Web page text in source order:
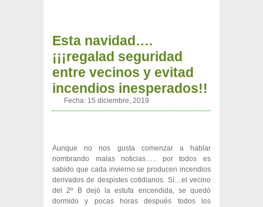
Esta navidad….
¡¡¡regalad seguridad
entre vecinos y evitad
incendios inesperados!!
Fecha: 15 diciembre, 2019
Aunque no nos gusta comenzar a hablar
nombrando malas noticias….. por todos es
sabido que cada invierno se producen incendios
derivados de despistes cotidianos. Sí…el vecino
del 2º B dejó la estufa encendida, se quedó
dormido y pocas horas después todos los